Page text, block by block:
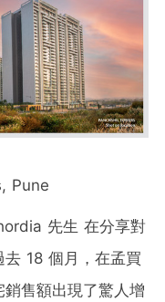
Pune
先生 在分享對
18 個月，在孟買
售額出現了驚人增